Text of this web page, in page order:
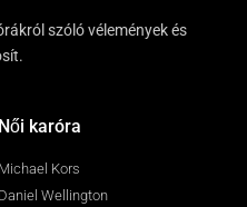
szóló vélemények és
Női karóra
Michael Kors
Daniel Wellington